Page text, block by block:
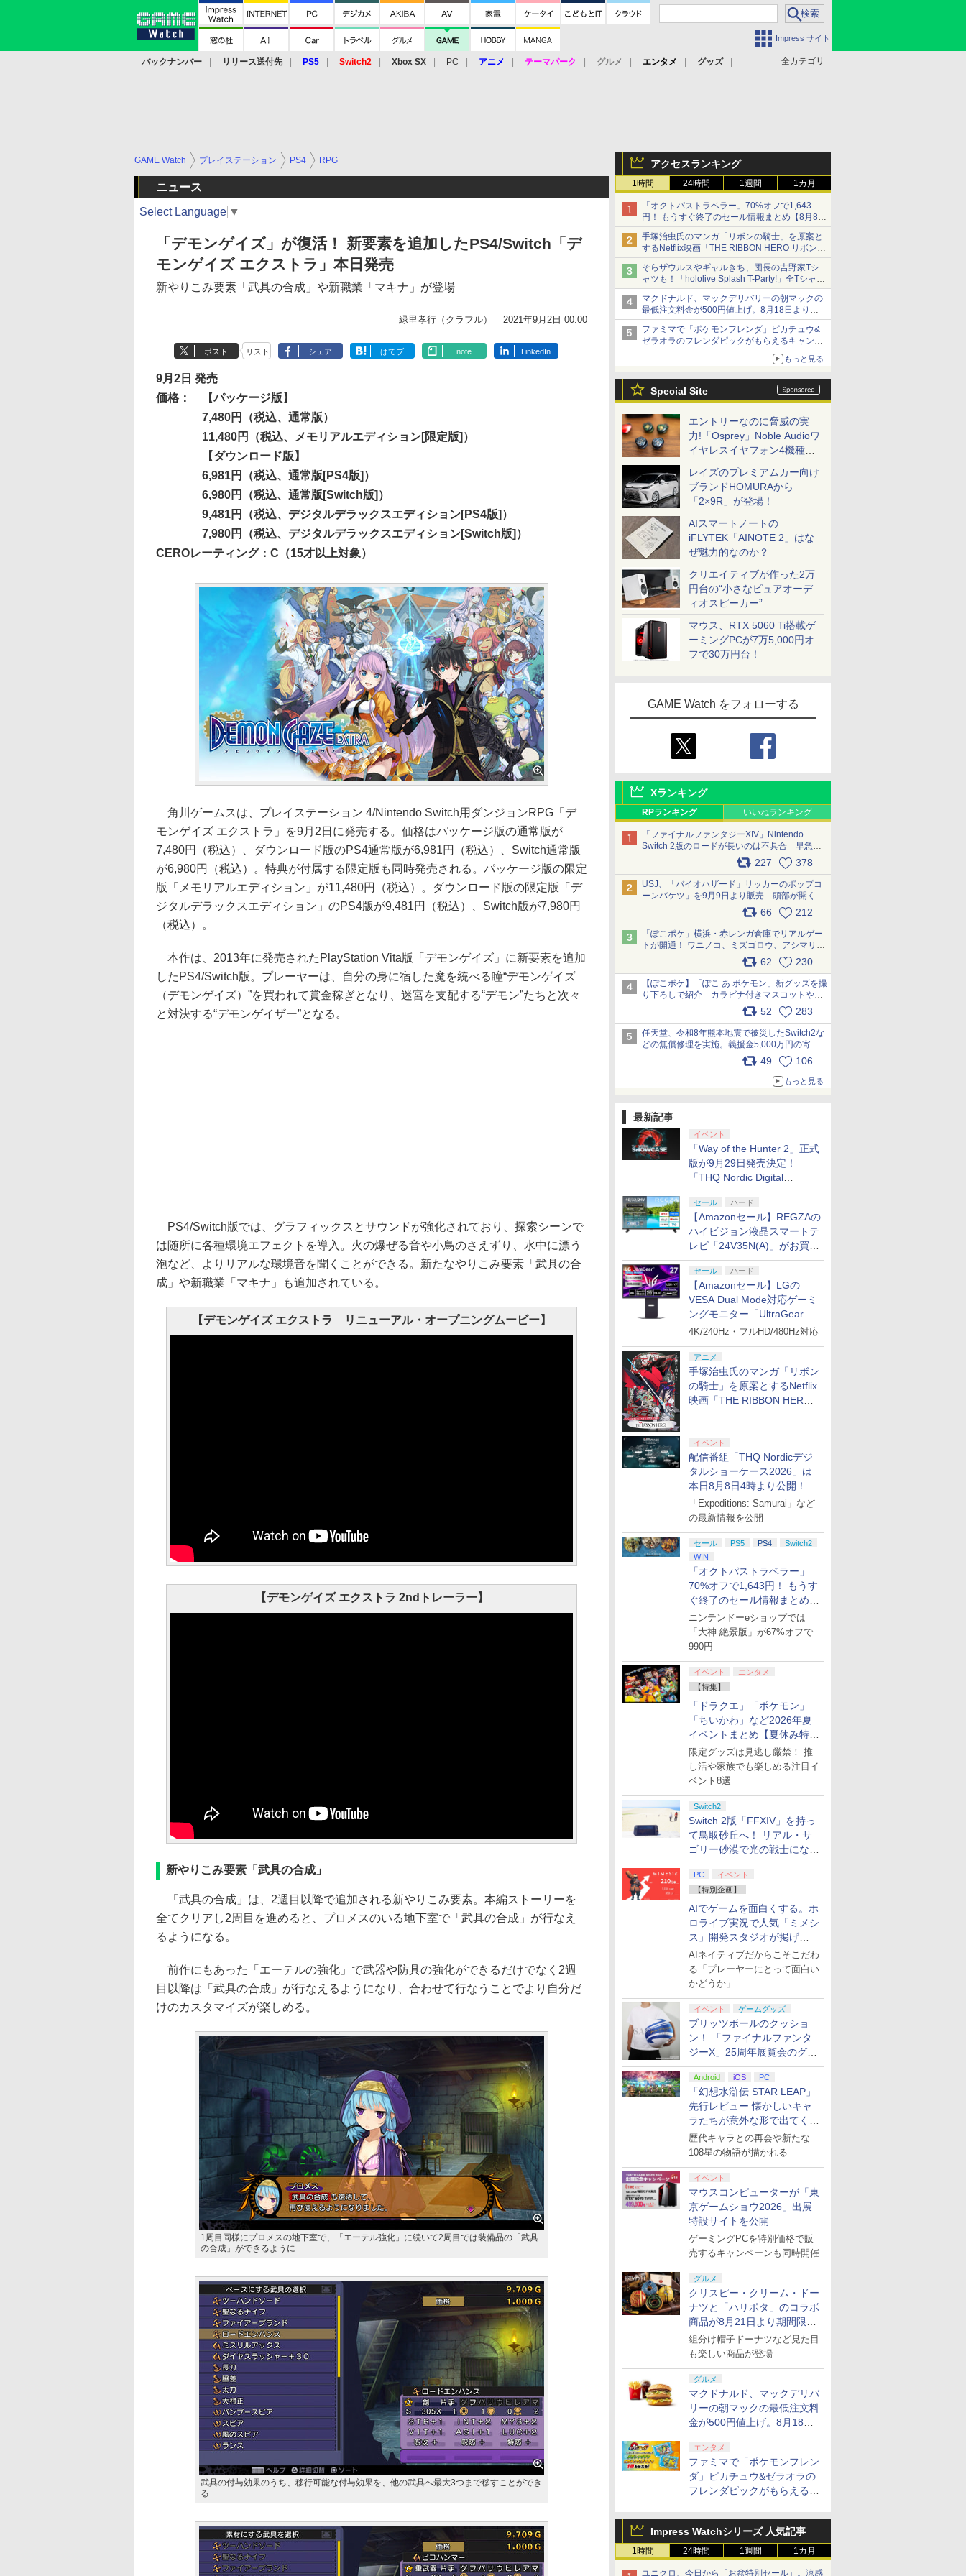
Impress サイト
全カテゴリ
バックナンバー リリース送付先 PS5 Switch2 Xbox SX PC アニメ テーマパーク グルメ エンタメ
グッズ
アクセスランキング
1時間 24時間 1週間 1カ月
「オクトパストラベラー」70%オフで1,643
円！ もうすぐ終了のセール情報まとめ【8月8日
更新】
ニンテンドーeショップでは「大神 絶景版」が
67%オフで990円
手塚治虫氏のマンガ「リボンの騎士」を原案と
するNetflix映画「THE RIBBON HERO リボンヒ
ーロー」本日配信開始
そらザウルスやギャルきち、団長の吉野家Tシ
ャツも！「hololive Splash T-Party!」全Tシャツ
ラインナップ公開＆オンライン販売開始
マクドナルド、マックデリバリーの朝マックの
最低注文料金が500円値上げ。8月18日より
1,500円から受付
ファミマで「ポケモンフレンダ」ピカチュウ&
ゼラオラのフレンダピックがもらえるキャンペ
もっと見る
Special Site
エントリーなのに脅威の実
力!「Osprey」Noble Audioワ
イヤレスイヤフォン4機種を
一気に聴く
レイズのプレミアムカー向け
ブランドHOMURAから
「2×9R」が登場！
AIスマートノートの
iFLYTEK「AINOTE 2」はな
ぜ魅力的なのか？
クリエイティブが作った2万
円台の“小さなピュアオーデ
ィオスピーカー”
マウス、RTX 5060 Ti搭載ゲ
ーミングPCが7万5,000円オ
フで30万円台！
GAME Watch をフォローする
Xランキング
RPランキング いいねランキング
「ファイナルファンタジーXIV」Nintendo
Switch 2版のロードが長いのは不具合 早急に
アップデートできるよう対応中227 378
USJ、「バイオハザード」リッカーのポップコ
ーンバケツ」を9月9日より販売 頭部が開く仕
組み。味は恐怖を堪のう「味噌フレーバー」
66 212
「ぽこポケ」横浜・赤レンガ倉庫でリアルゲー
トが開通！ ワニノコ、ミズゴロウ、アシマリ登
場シーンをレポート pic.x.com/LDgEByVl6D
62 230
【ぽこポケ】「ぽこ あ ポケモン」新グッズを撮
り下ろしで紹介 カラビナ付きマスコットやス
52 283
任天堂、令和8年熊本地震で被災したSwitch2な
どの無償修理を実施。義援金5,000万円の寄付
も発表 pic.x.com/BAYsMfUfUC
49 106
もっと見る
最新記事
イベント
「Way of the Hunter 2」正式
版が9月29日発売決定！
「THQ Nordic Digital
Showcase 2026」まとめ
セール ハード
【Amazonセール】REGZAの
ハイビジョン液晶スマートテ
レビ「24V35N(A)」がお買い
得！
セール ハード
【Amazonセール】LGの
VESA Dual Mode対応ゲーミ
ングモニター「UltraGear
27G850A-B」がお買い得！
4K/240Hz・フルHD/480Hz対応
アニメ
手塚治虫氏のマンガ「リボン
の騎士」を原案とするNetflix
映画「THE RIBBON HERO
イベント
配信番組「THQ Nordicデジ
タルショーケース2026」は
本日8月8日4時より公開！
「Expeditions: Samurai」など
の最新情報を公開
セール PS5 PS4
Switch2
WIN
「オクトパストラベラー」
70%オフで1,643円！ もうす
ぐ終了のセール情報まとめ
【8月8日更新】
ニンテンドーeショップでは
「大神 絶景版」が67%オフで
990円
イベント
エンタメ
【特集】
「ドラクエ」「ポケモン」
「ちいかわ」など2026年夏
イベントまとめ【夏休み特
集】
限定グッズは見逃し厳禁！ 推
し活や家族でも楽しめる注目イ
ベント8選
Switch2
Switch 2版「FFXIV」を持っ
て鳥取砂丘へ！ リアル・サ
ゴリー砂漠で光の戦士になっ
てみた
PC
イベント
【特別企画】
AIでゲームを面白くする。ホ
ロライブ実況で人気「ミメシ
ス」開発スタジオが掲げ
る“AI活用の信念”とは？【講
演レポート】
AIネイティブだからこそこだわ
る「プレーヤーにとって面白い
かどうか」
イベント ゲームグッズ
ブリッツボールのクッショ
ン！ 「ファイナルファンタ
ジーX」25周年展覧会のグッ
ズ情報が公開
Android iOS PC
「幻想水滸伝 STAR LEAP」
先行レビュー 懐かしいキャ
ラたちが意外な形で出てくる
シリーズ完全新作！
歴代キャラとの再会や新たな
108星の物語が描かれる
イベント
マウスコンピューターが「東
京ゲームショウ2026」出展
特設サイトを公開
ゲーミングPCを特別価格で販
売するキャンペーンも同時開催
グルメ
クリスピー・クリーム・ドー
ナツと「ハリポタ」のコラボ
商品が8月21日より期間限定
で発売
組分け帽子ドーナツなど見た目
も楽しい商品が登場
グルメ
マクドナルド、マックデリバ
リーの朝マックの最低注文料
金が500円値上げ。8月18日
より1,500円から受付
エンタメ
ファミマで「ポケモンフレン
ダ」ピカチュウ&ゼラオラの
フレンダピックがもらえるキ
Impress Watchシリーズ 人気記事
1時間 24時間 1週間 1カ月
ユニクロ、今日から「お盆特別セール」。涼感
GAME Watch プレイステーション PS4 RPG
ニュース
Select Language ▼
「デモンゲイズ」が復活！ 新要素を追加したPS4/Switch「デ
モンゲイズ エクストラ」本日発売
新やりこみ要素「武具の合成」や新職業「マキナ」が登場
緑里孝行（クラフル） 2021年9月2日 00:00
ポスト リスト シェア はてブ note LinkedIn
9月2日 発売
価格：
【パッケージ版】
7,480円（税込、通常版）
11,480円（税込、メモリアルエディション[限定版]）
【ダウンロード版】
6,981円（税込、通常版[PS4版]）
6,980円（税込、通常版[Switch版]）
9,481円（税込、デジタルデラックスエディション[PS4版]）
7,980円（税込、デジタルデラックスエディション[Switch版]）
CEROレーティング：C（15才以上対象）
角川ゲームスは、プレイステーション 4/Nintendo Switch用ダンジョンRPG「デ
モンゲイズ エクストラ」を9月2日に発売する。価格はパッケージ版の通常版が
7,480円（税込）、ダウンロード版のPS4通常版が6,981円（税込）、Switch通常版
が6,980円（税込）。特典が付属する限定版も同時発売される。パッケージ版の限定
版「メモリアルエディション」が11,480円（税込）。ダウンロード版の限定版「デ
ジタルデラックスエディション」のPS4版が9,481円（税込）、Switch版が7,980円
（税込）。
本作は、2013年に発売されたPlayStation Vita版「デモンゲイズ」に新要素を追加
したPS4/Switch版。プレーヤーは、自分の身に宿した魔を統べる瞳“デモンゲイズ
（デモンゲイズ）”を買われて賞金稼ぎとなり、迷宮を支配する“デモン”たちと次々
と対決する“デモンゲイザー”となる。
PS4/Switch版では、グラフィックスとサウンドが強化されており、探索シーンで
は随所に各種環境エフェクトを導入。火の爆ぜる音や小鳥のさえずり、水中に漂う
泡など、よりリアルな環境音を聞くことができる。新たなやりこみ要素「武具の合
成」や新職業「マキナ」も追加されている。
【デモンゲイズ エクストラ リニューアル・オープニングムービー】
【デモンゲイズ エクストラ 2ndトレーラー】
新やりこみ要素「武具の合成」
「武具の合成」は、2週目以降で追加される新やりこみ要素。本編ストーリーを
全てクリアし2周目を進めると、プロメスのいる地下室で「武具の合成」が行なえ
るようになる。
前作にもあった「エーテルの強化」で武器や防具の強化ができるだけでなく2週
目以降は「武具の合成」が行なえるようになり、合わせて行なうことでより自分だ
けのカスタマイズが楽しめる。
1周目同様にプロメスの地下室で、「エーテル強化」に続いて2周目では装備品の「武具
の合成」ができるように
武具の付与効果のうち、移行可能な付与効果を、他の武具へ最大3つまで移すことができ
る